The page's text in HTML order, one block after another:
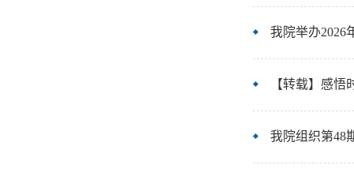
我院举办2026
【转载】感
我院组织第48